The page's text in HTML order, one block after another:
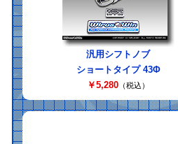
汎用シフトノブ
ショートタイプ 43Φ
￥5,280 （税込）